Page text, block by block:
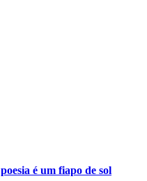
é um fiapo de sol